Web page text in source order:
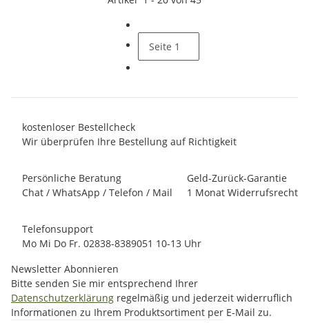
Seite 1
kostenloser Bestellcheck
Wir überprüfen Ihre Bestellung auf Richtigkeit
Persönliche Beratung
Chat / WhatsApp / Telefon / Mail
Geld-Zurück-Garantie
1 Monat Widerrufsrecht
Telefonsupport
Mo Mi Do Fr. 02838-8389051 10-13 Uhr
Newsletter Abonnieren
Bitte senden Sie mir entsprechend Ihrer
Datenschutzerklärung regelmäßig und jederzeit widerruflich
Informationen zu Ihrem Produktsortiment per E-Mail zu.